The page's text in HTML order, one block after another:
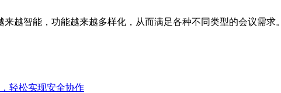
越智能，功能越来越多样化，从而满足各种不同类型的会议需求。
轻松实现安全协作